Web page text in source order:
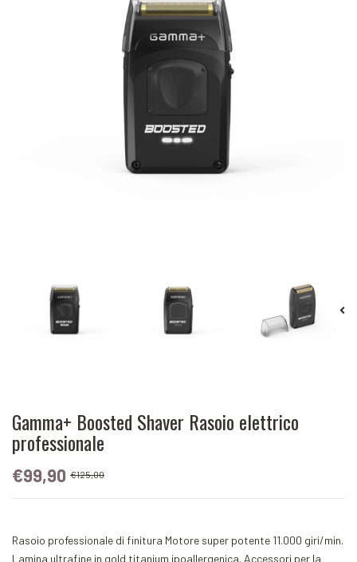
Gamma+ Boosted Shaver Rasoio elettrico
professionale
€99,90 €125,00
Rasoio professionale di finitura Motore super potente 11.000 giri/min.
Lamina ultrafine in gold titanium ipoallergenica. Accessori per la